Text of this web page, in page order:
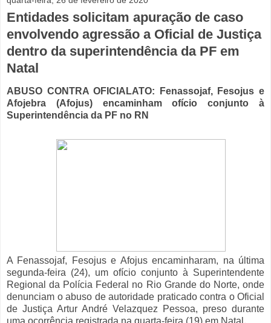
Entidades solicitam apuração de caso
envolvendo agressão a Oficial de Justiça
dentro da superintendência da PF em
Natal
ABUSO CONTRA OFICIALATO: Fenassojaf, Fesojus e
Afojebra (Afojus) encaminham ofício conjunto à
Superintendência da PF no RN
A Fenassojaf, Fesojus e Afojus encaminharam, na última
segunda-feira (24), um ofício conjunto à Superintendente
Regional da Polícia Federal no Rio Grande do Norte, onde
denunciam o abuso de autoridade praticado contra o Oficial
de Justiça Artur André Velazquez Pessoa, preso durante